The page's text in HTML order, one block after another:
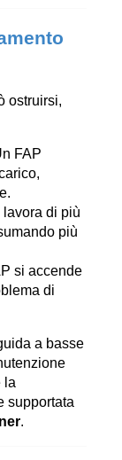
ostruirsi,
FAP
lavora di più
più
si accende
di
a basse
la
supportata
.